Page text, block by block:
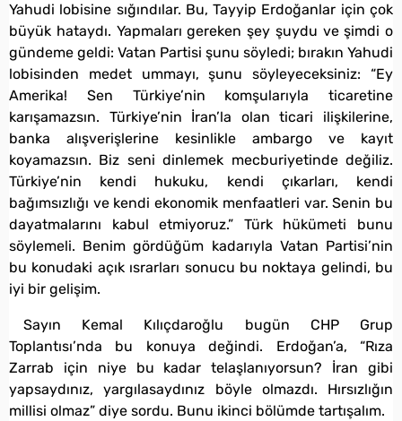
Yahudi lobisine sığındılar. Bu, Tayyip Erdoğanlar için çok
büyük hataydı. Yapmaları gereken şey şuydu ve şimdi o
gündeme geldi: Vatan Partisi şunu söyledi; bırakın Yahudi
lobisinden medet ummayı, şunu söyleyeceksiniz: “Ey
Amerika! Sen Türkiye’nin komşularıyla ticaretine
karışamazsın. Türkiye’nin İran’la olan ticari ilişkilerine,
banka alışverişlerine kesinlikle ambargo ve kayıt
koyamazsın. Biz seni dinlemek mecburiyetinde değiliz.
Türkiye’nin kendi hukuku, kendi çıkarları, kendi
bağımsızlığı ve kendi ekonomik menfaatleri var. Senin bu
dayatmalarını kabul etmiyoruz.” Türk hükümeti bunu
söylemeli. Benim gördüğüm kadarıyla Vatan Partisi’nin
bu konudaki açık ısrarları sonucu bu noktaya gelindi, bu
iyi bir gelişim.
Sayın Kemal Kılıçdaroğlu bugün CHP Grup
Toplantısı’nda bu konuya değindi. Erdoğan’a, “Rıza
Zarrab için niye bu kadar telaşlanıyorsun? İran gibi
yapsaydınız, yargılasaydınız böyle olmazdı. Hırsızlığın
millisi olmaz” diye sordu. Bunu ikinci bölümde tartışalım.